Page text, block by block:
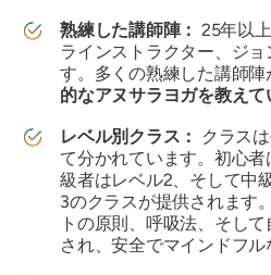
熟練した講師陣： 25年以
ラインストラクター、ジ
す。多くの熟練した講師陣
的なアヌサラヨガを教えて
レベル別クラス：
クラス
て分かれています。初心
級者はレベル2、そして中
3のクラスが提供されます
トの原則、呼吸法、そし
され、安全でマインドフル